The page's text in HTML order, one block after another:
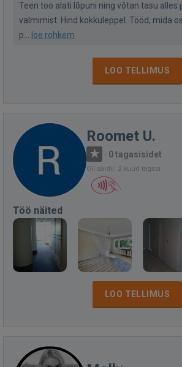
Teen töö alati lõpuni ning võtan tasu alles
valmimist. Hind kokkuleppel. Tööd, mida
p...
loe rohkem
LOO TELLIMUS
Roomet U.
· 0 tagasisidet
Oli saidil: 2 kuud tagasi
Töö näited
LOO TELLIMUS